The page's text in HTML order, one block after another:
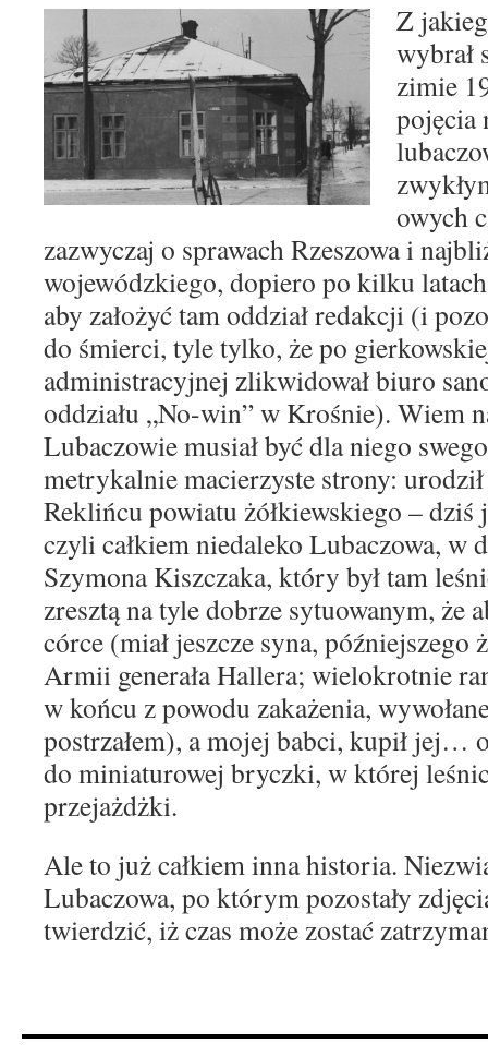
Z
wybrał
zimie
pojęcia
owych
zazwyczaj o sprawach Rzeszowa i
wojewódzkiego, dopiero po kilku
aby założyć tam oddział redakcji (i
do śmierci, tyle tylko, że po
administracyjnej zlikwidował biuro
oddziału „No-win” w Krośnie). Wiem
Lubaczowie musiał być dla niego
metrykalnie macierzyste strony:
Reklińcu powiatu żółkiewskiego –
czyli całkiem niedaleko Lubaczowa, w
Szymona Kiszczaka, który był tam
zresztą na tyle dobrze sytuowanym, że
córce (miał jeszcze syna, późniejszego
Armii generała Hallera; wielokrotnie
w końcu z powodu zakażenia,
postrzałem), a mojej babci, kupił jej…
do miniaturowej bryczki, w której
przejażdżki.
Ale to już całkiem inna historia.
Lubaczowa, po którym pozostały
twierdzić, iż czas może zostać